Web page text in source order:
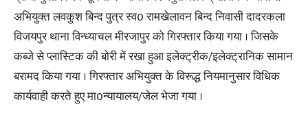
अभियुक्त लवकुश बिन्द पुत्र स्व0 रामखेलावन बिन्द निवासी दादरकला
विजयपुर थाना विन्ध्याचल मीरजापुर को गिरफ्तार किया गया । जिसके
कब्जे से प्लास्टिक की बोरी में रखा हुआ इलेक्ट्रीक/इलेक्ट्रानिक सामान
बरामद किया गया । गिरफ्तार अभियुक्त के विरूद्ध नियमानुसार विधिक
कार्यवाही करते हुए मा0न्यायालय/जेल भेजा गया ।